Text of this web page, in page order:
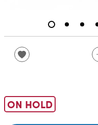
ON HOLD